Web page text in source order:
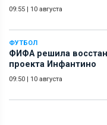
09:55 | 10 августа
ФУТБОЛ
ФИФА решила
проекта Инфантино
09:50 | 10 августа